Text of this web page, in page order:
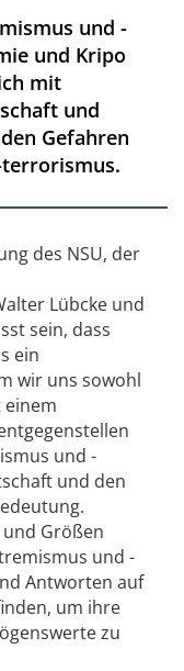
und -
und Kripo
mit
und
Gefahren
des NSU, der
Lübcke und
sein, dass
ein
wir uns sowohl
einem
und -
und den
Größen
und -
Antworten auf
um ihre
zu